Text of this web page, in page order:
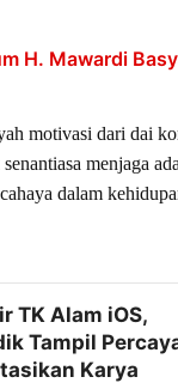
H. Mawardi
motivasi dari dai
menjaga
dalam
TK Alam iOS,
Tampil
Karya